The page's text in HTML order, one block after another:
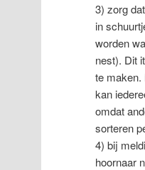
3) zorg
in
worden
nest). Dit
te maken.
kan
omdat
sorteren
4) bij
hoornaar